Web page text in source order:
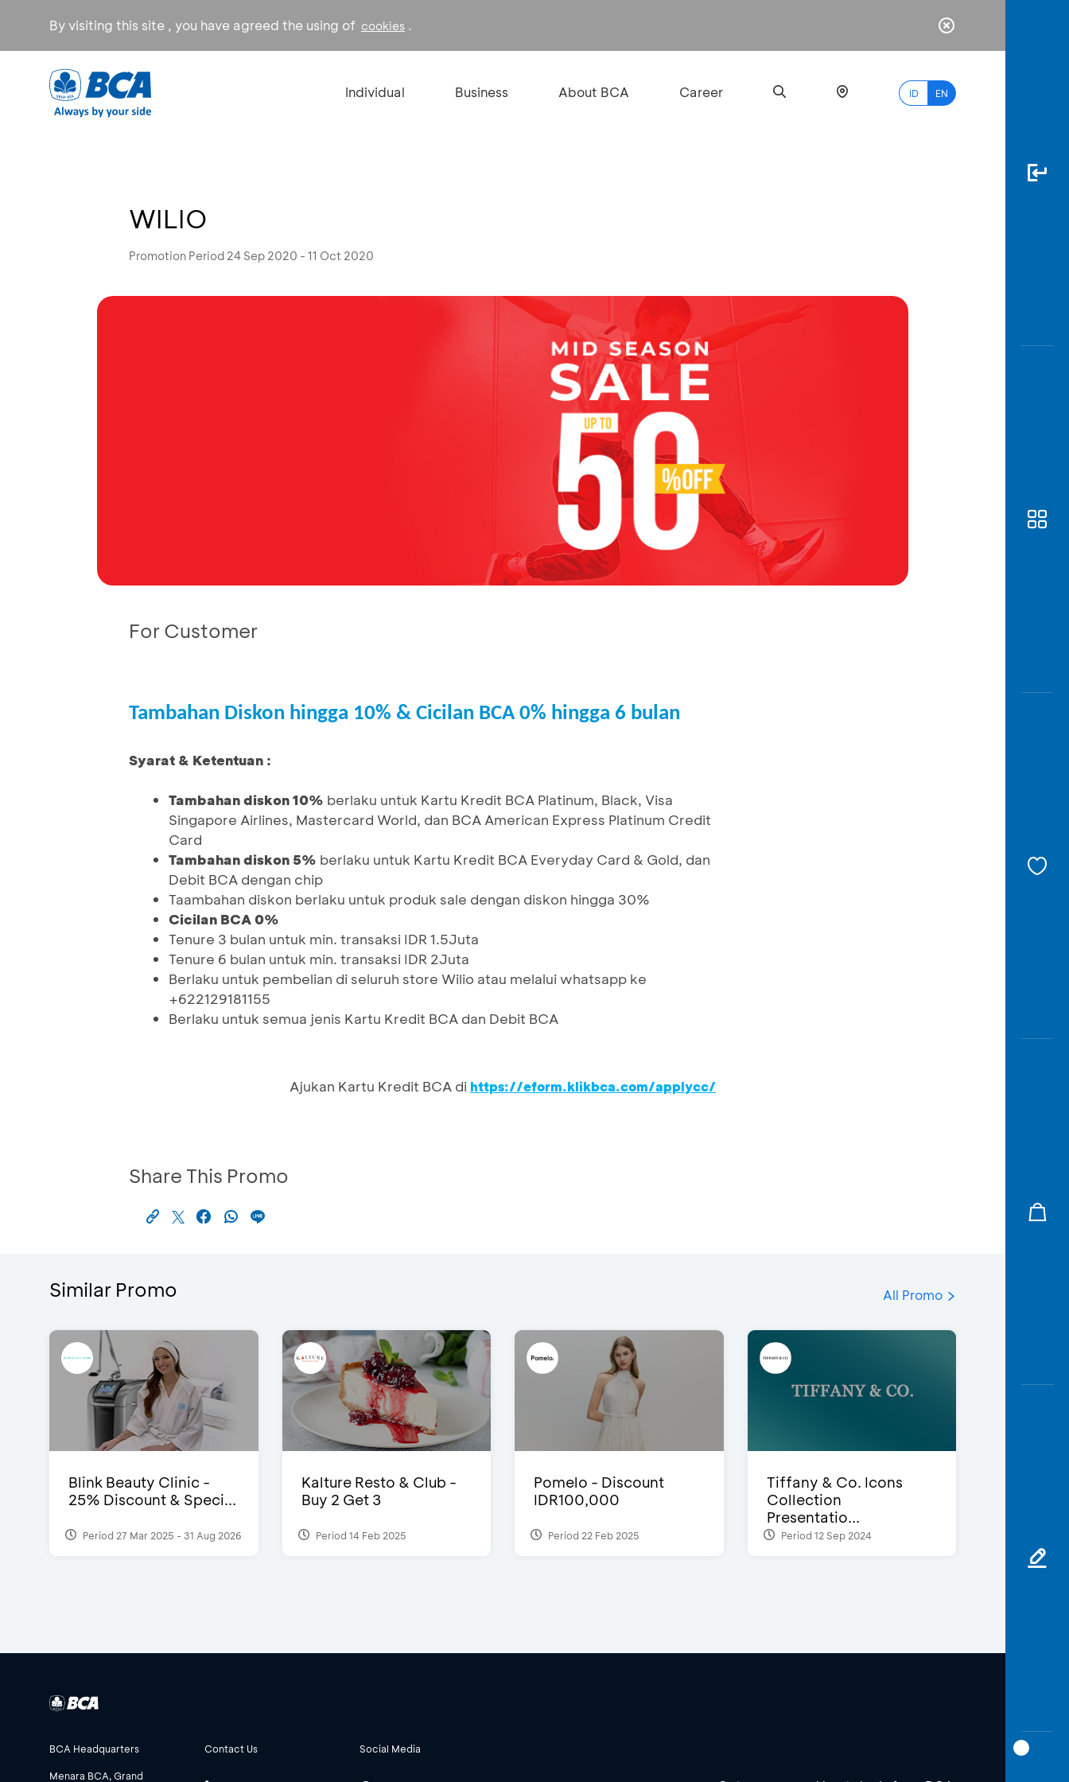
By visiting this site , you have agreed the using of cookies .
Individual Business About BCA Career ID EN
WILIO
Promotion Period 24 Sep 2020 - 11 Oct 2020
For Customer
Tambahan Diskon hingga 10% & Cicilan BCA 0% hingga 6 bulan
Syarat & Ketentuan :
Tambahan diskon 10% berlaku untuk Kartu Kredit BCA Platinum, Black, Visa
Singapore Airlines, Mastercard World, dan BCA American Express Platinum Credit
Card
Tambahan diskon 5% berlaku untuk Kartu Kredit BCA Everyday Card & Gold, dan
Debit BCA dengan chip
Taambahan diskon berlaku untuk produk sale dengan diskon hingga 30%
Cicilan BCA 0%
Tenure 3 bulan untuk min. transaksi IDR 1.5Juta
Tenure 6 bulan untuk min. transaksi IDR 2Juta
Berlaku untuk pembelian di seluruh store Wilio atau melalui whatsapp ke
+622129181155
Berlaku untuk semua jenis Kartu Kredit BCA dan Debit BCA
Ajukan Kartu Kredit BCA di https://eform.klikbca.com/applycc/
Share This Promo
Similar Promo All Promo
Blink Beauty Clinic -
25% Discount & Speci...
Period 27 Mar 2025 - 31 Aug 2026
Kalture Resto & Club -
Buy 2 Get 3
Period 14 Feb 2025
Pomelo - Discount
IDR100,000
Period 22 Feb 2025
Tiffany & Co. Icons
Collection
Presentatio...
Period 12 Sep 2024
BCA Headquarters
Menara BCA, Grand
Contact Us Social Media